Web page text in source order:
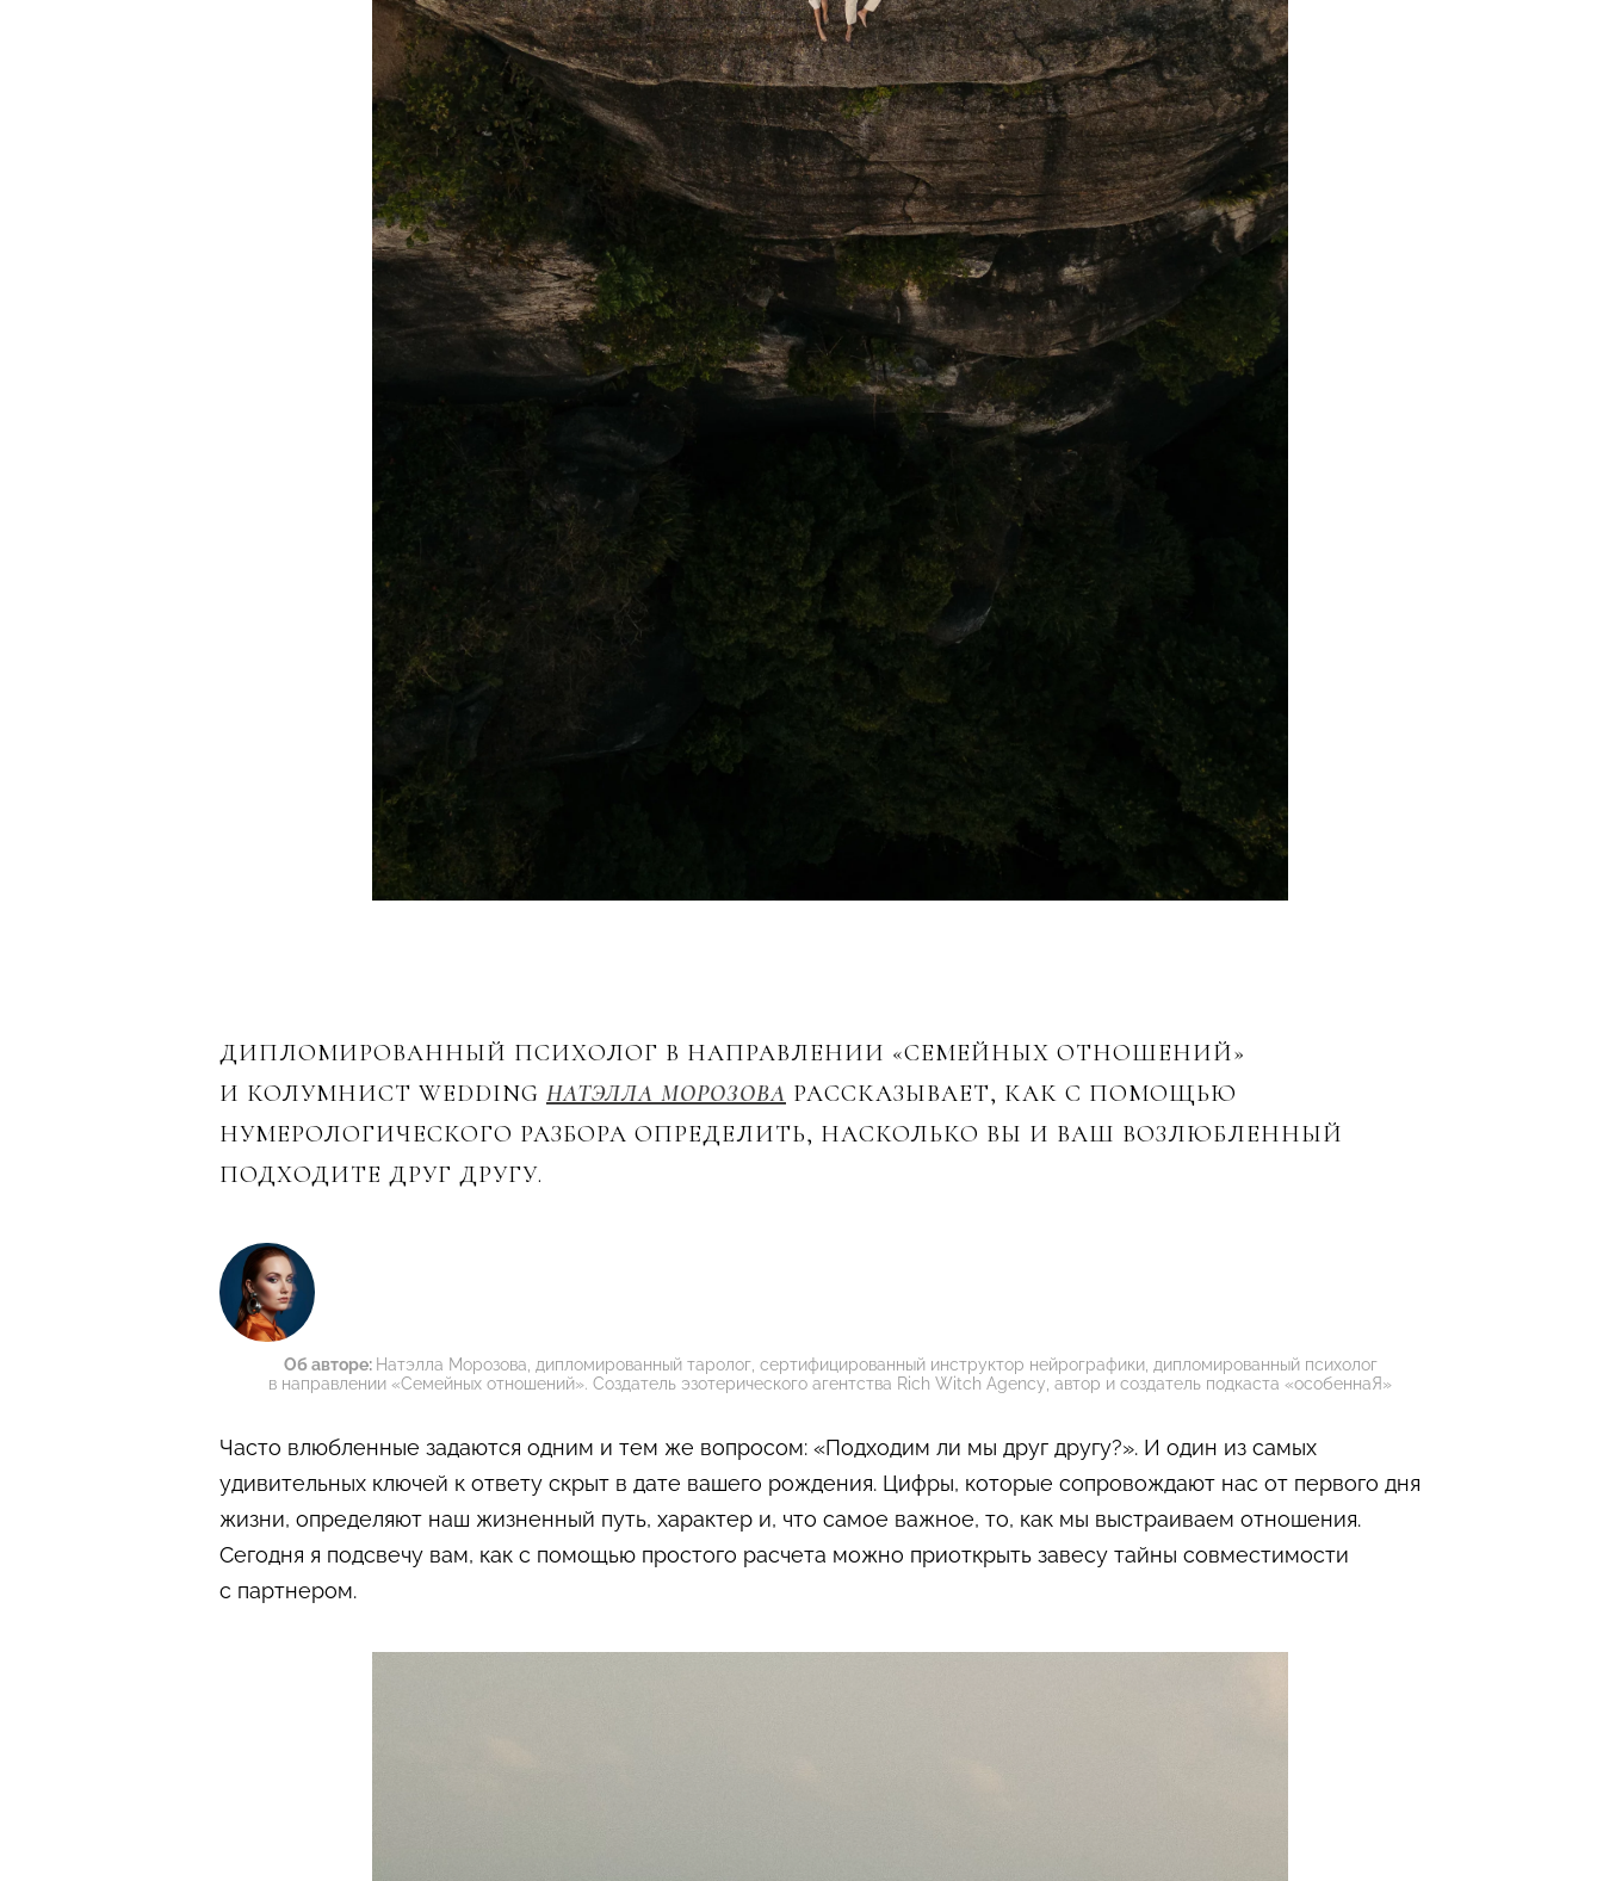
ДИПЛОМИРОВАННЫЙ ПСИХОЛОГ В НАПРАВЛЕНИИ «СЕМЕЙНЫХ ОТНОШЕНИЙ»
И КОЛУМНИСТ WEDDING НАТЭЛЛА МОРОЗОВА РАССКАЗЫВАЕТ, КАК С ПОМОЩЬЮ
НУМЕРОЛОГИЧЕСКОГО РАЗБОРА ОПРЕДЕЛИТЬ, НАСКОЛЬКО ВЫ И ВАШ ВОЗЛЮБЛЕННЫЙ
ПОДХОДИТЕ ДРУГ ДРУГУ.
Об авторе: Натэлла Морозова, дипломированный таролог, сертифицированный инструктор нейрографики, дипломированный психолог
в направлении «Семейных отношений». Создатель эзотерического агентства Rich Witch Agency, автор и создатель подкаста «особеннаЯ»
Часто влюбленные задаются одним и тем же вопросом: «Подходим ли мы друг другу?». И один из самых
удивительных ключей к ответу скрыт в дате вашего рождения. Цифры, которые сопровождают нас от первого дня
жизни, определяют наш жизненный путь, характер и, что самое важное, то, как мы выстраиваем отношения.
Сегодня я подсвечу вам, как с помощью простого расчета можно приоткрыть завесу тайны совместимости
с партнером.